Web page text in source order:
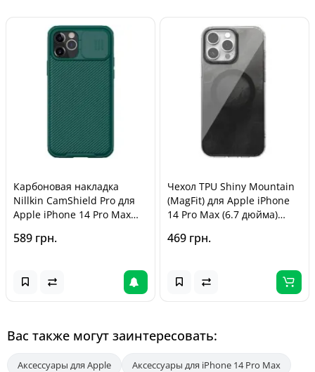
Карбоновая накладка
Nillkin CamShield Pro для
Apple iPhone 14 Pro Max
589 грн.
Чехол TPU Shiny Mountain
(MagFit) для Apple iPhone
14 Pro Max (6.7 дюйма)
469 грн.
Вас также могут заинтересовать:
Аксессуары для Apple
Аксессуары для iPhone 14 Pro Max